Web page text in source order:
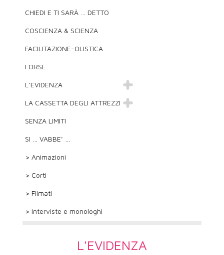
CHIEDI E TI SARÀ … DETTO
COSCIENZA & SCIENZA
FACILITAZIONE-OLISTICA
FORSE…
L’EVIDENZA
LA CASSETTA DEGLI ATTREZZI
SENZA LIMITI
SI … VABBE’ …
> Animazioni
> Corti
> Filmati
> Interviste e monologhi
L'EVIDENZA